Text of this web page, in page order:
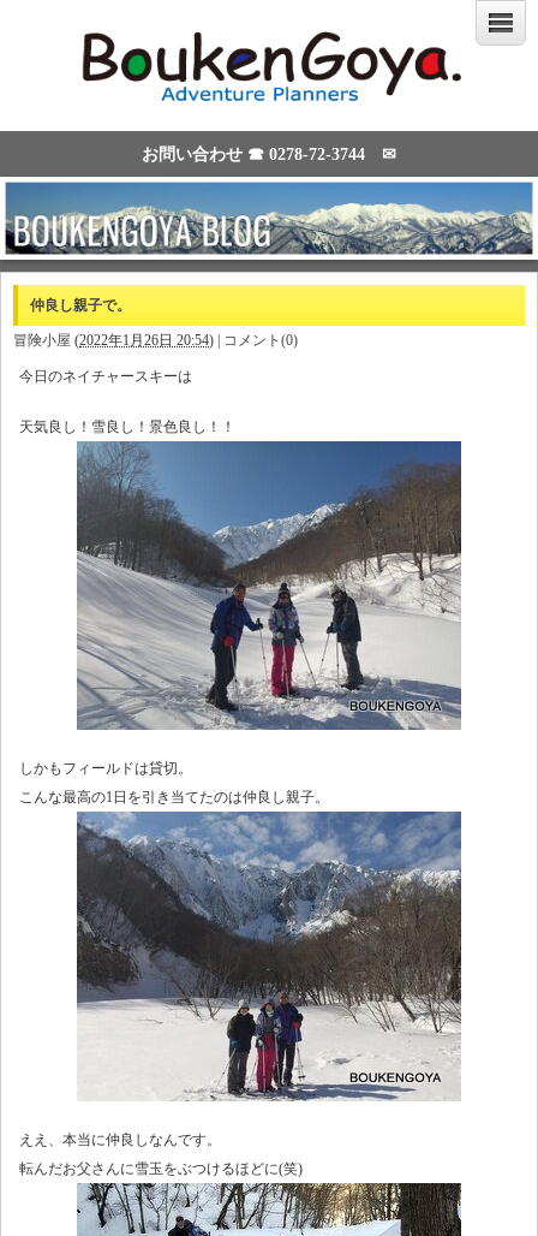
お問い合わせ ☎ 0278-72-3744 ✉
仲良し親子で。
冒険小屋 (2022年1月26日 20:54) | コメント(0)
今日のネイチャースキーは
天気良し！雪良し！景色良し！！
しかもフィールドは貸切。
こんな最高の1日を引き当てたのは仲良し親子。
ええ、本当に仲良しなんです。
転んだお父さんに雪玉をぶつけるほどに(笑)